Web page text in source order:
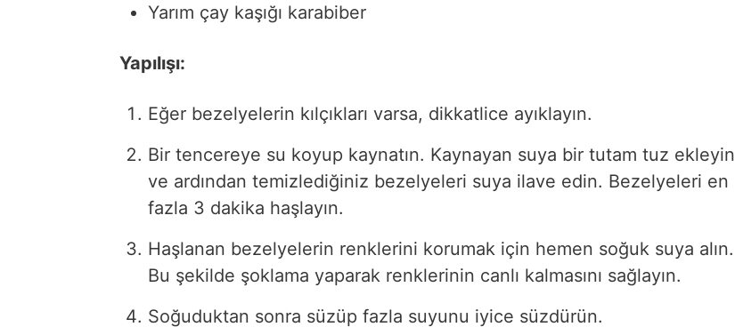
Yarım çay kaşığı karabiber
Yapılışı:
Eğer bezelyelerin kılçıkları varsa, dikkatlice ayıklayın.
Bir tencereye su koyup kaynatın. Kaynayan suya bir tutam tuz ekleyin
ve ardından temizlediğiniz bezelyeleri suya ilave edin. Bezelyeleri en
fazla 3 dakika haşlayın.
Haşlanan bezelyelerin renklerini korumak için hemen soğuk suya alın.
Bu şekilde şoklama yaparak renklerinin canlı kalmasını sağlayın.
Soğuduktan sonra süzüp fazla suyunu iyice süzdürün.